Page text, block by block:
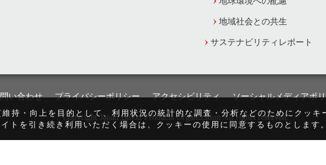
地域社会との共生
サステナビリティレポート
い合わせ プライバシーポリシー アクセシビリティ ソーシャルメディアポ
Copyright Japan Blood Products Organization All rights reserved.
持・向上を目的として、利用状況の統計的な調査・分析などのためにクッキ
トを引き続き利用いただく場合は、クッキーの使用に同意するものとします。